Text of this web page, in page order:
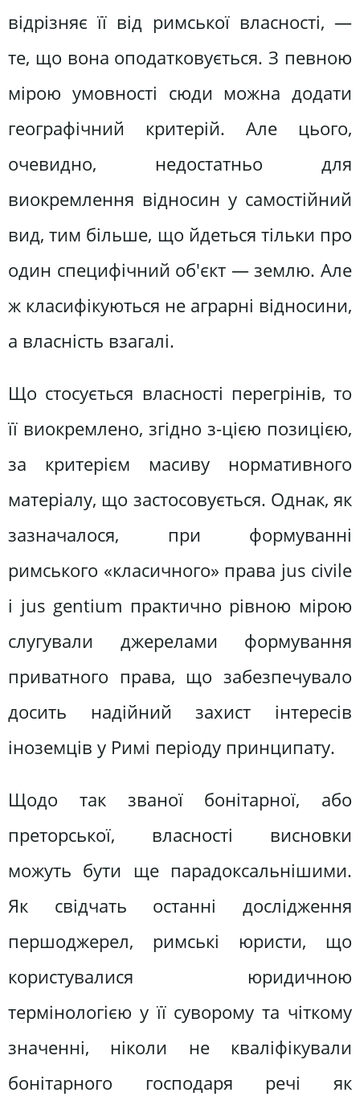
відрізняє її від римської власності, —
те, що вона оподатковується. З певною
мірою умовності сюди можна додати
географічний критерій. Але цього,
очевидно, недостатньо для
виокремлення відносин у самостійний
вид, тим більше, що йдеться тільки про
один специфічний об'єкт — землю. Але
ж класифікуються не аграрні відносини,
а власність взагалі.
Що стосується власності перегрінів, то
її виокремлено, згідно з-цією позицією,
за критерієм масиву нормативного
матеріалу, що застосовується. Однак, як
зазначалося, при формуванні
римського «класичного» права jus civile
і jus gentium практично рівною мірою
слугували джерелами формування
приватного права, що забезпечувало
досить надійний захист інтересів
іноземців у Римі періоду принципату.
Щодо так званої бонітарної, або
преторської, власності висновки
можуть бути ще парадоксальнішими.
Як свідчать останні дослідження
першоджерел, римські юристи, що
користувалися юридичною
термінологією у її суворому та чіткому
значенні, ніколи не кваліфікували
бонітарного господаря речі як